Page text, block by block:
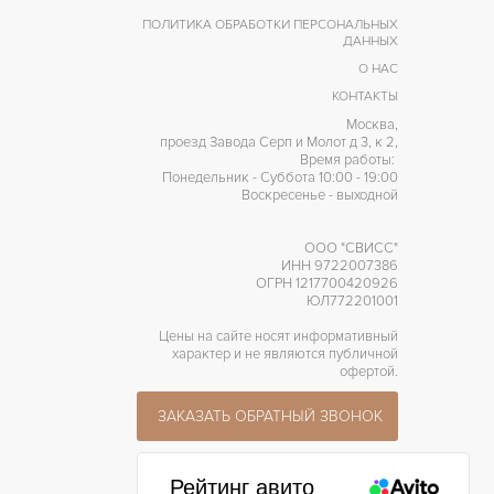
ПОЛИТИКА ОБРАБОТКИ ПЕРСОНАЛЬНЫХ
ДАННЫХ
О НАС
КОНТАКТЫ
Москва,
проезд Завода Серп и Молот д 3, к 2,
Время работы:
Понедельник - Суббота 10:00 - 19:00
Воскресенье - выходной
ООО "СВИСС"
ИНН 9722007386
ОГРН 1217700420926
ЮЛ772201001
Цены на сайте носят информативный
характер и не являются публичной
офертой.
ЗАКАЗАТЬ ОБРАТНЫЙ ЗВОНОК
Рейтинг авито